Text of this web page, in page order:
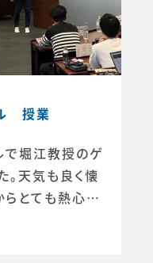
授業
で堀江教授のゲ
。天気も良く懐
とても熱心な
お伺いし、ゼ